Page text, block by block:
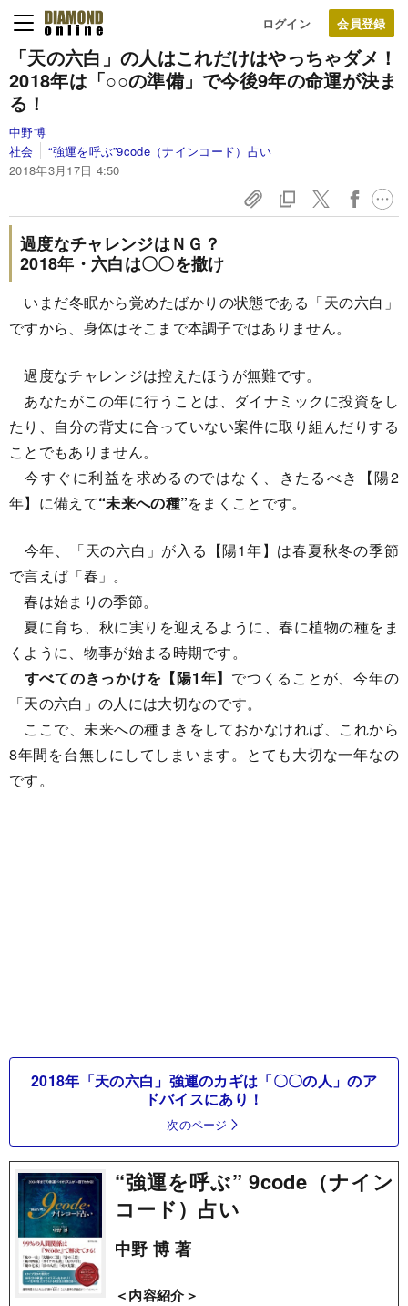
ログイン
「天の六白」の人はこれだけはやっちゃダメ！
2018年は「○○の準備」で今後9年の命運が決ま
る！
中野博
社会
“強運を呼ぶ”9code（ナインコード）占い
2018年3月17日 4:50
過度なチャレンジはＮＧ？
2018年・六白は〇〇を撒け
いまだ冬眠から覚めたばかりの状態である「天の六白」
ですから、身体はそこまで本調子ではありません。
過度なチャレンジは控えたほうが無難です。
あなたがこの年に行うことは、ダイナミックに投資をし
たり、自分の背丈に合っていない案件に取り組んだりする
ことでもありません。
今すぐに利益を求めるのではなく、きたるべき【陽2
年】に備えて“未来への種”をまくことです。
今年、「天の六白」が入る【陽1年】は春夏秋冬の季節
で言えば「春」。
春は始まりの季節。
夏に育ち、秋に実りを迎えるように、春に植物の種をま
くように、物事が始まる時期です。
すべてのきっかけを【陽1年】 でつくることが、今年の
「天の六白」の人には大切なのです。
ここで、未来への種まきをしておかなければ、これから
8年間を台無しにしてしまいます。とても大切な一年なの
です。
2018年「天の六白」強運のカギは「〇〇の人」のア
ドバイスにあり！
次のページ
“強運を呼ぶ” 9code（ナイン
コード）占い
中野 博 著
＜内容紹介＞